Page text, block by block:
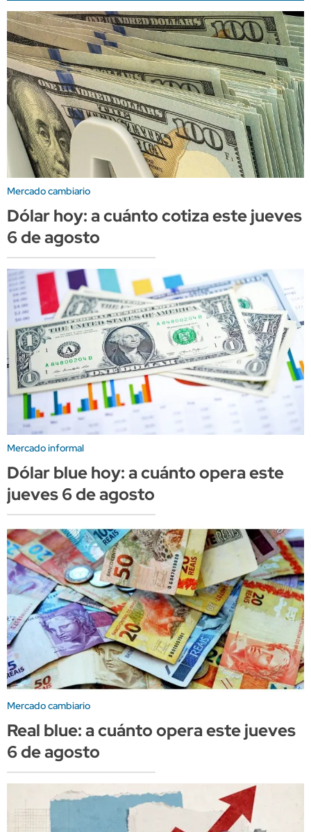
Mercado cambiario
Dólar hoy: a cuánto cotiza este jueves
6 de agosto
Mercado informal
Dólar blue hoy: a cuánto opera este
jueves 6 de agosto
Mercado cambiario
Real blue: a cuánto opera este jueves
6 de agosto